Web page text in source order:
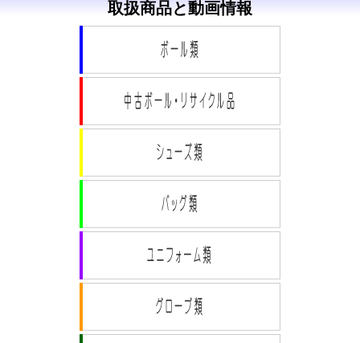
取扱商品と動画情報